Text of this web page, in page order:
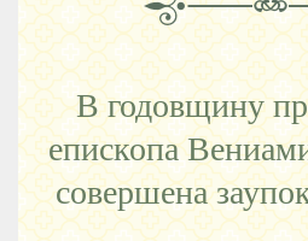
В годовщину
епископа
совершена